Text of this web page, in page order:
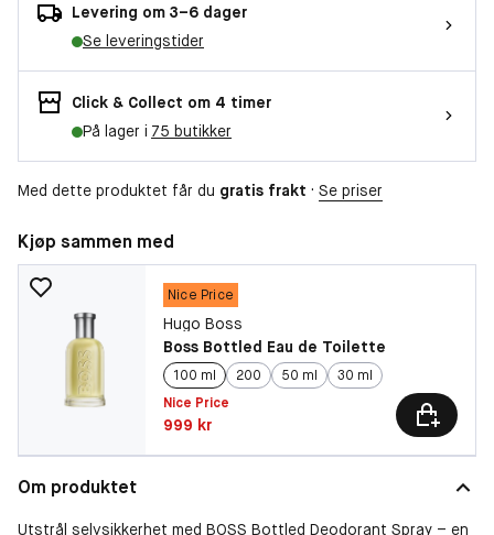
Levering om 3–6 dager
Se leveringstider
Click & Collect om 4 timer
På lager i 75 butikker
Med dette produktet får du gratis frakt · Se priser
Kjøp sammen med
Nice Price
Hugo Boss
Boss Bottled Eau de Toilette
100 ml 200 50 ml
30 ml
Nice Price
Pris: 999 kr
999 kr
Om produktet
Utstrål selvsikkerhet med BOSS Bottled Deodorant Spray – en